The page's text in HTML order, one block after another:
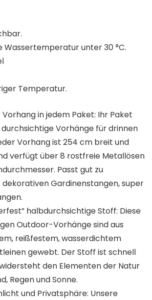
Wassertemperatur unter 30 °C.
Temperatur.
in jedem Paket: Ihr Paket
Vorhänge für drinnen
Vorhang ist 254 cm breit und
verfügt über 8 rostfreie Metallösen
Passt gut zu
Gardinenstangen, super
halbdurchsichtige Stoff: Diese
Outdoor-Vorhänge sind aus
reißfestem, wasserdichtem
gewebt. Der Stoff ist schnell
den Elementen der Natur
Regen und Sonne.
und Privatsphäre: Unsere